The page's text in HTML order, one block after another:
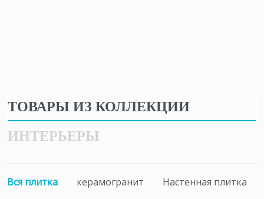
ТОВАРЫ ИЗ КОЛЛЕКЦИИ
ИНТЕРЬЕРЫ
Вся плитка керамогранит Настенная плитка